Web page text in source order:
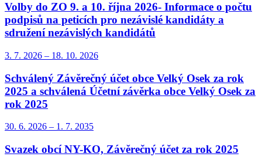
Volby do ZO 9. a 10. října 2026- Informace o počtu
podpisů na peticích pro nezávislé kandidáty a
sdružení nezávislých kandidátů
3. 7. 2026 – 18. 10. 2026
Schválený Závěrečný účet obce Velký Osek za rok
2025 a schválená Účetní závěrka obce Velký Osek za
rok 2025
30. 6. 2026 – 1. 7. 2035
Svazek obcí NY-KO, Závěrečný účet za rok 2025